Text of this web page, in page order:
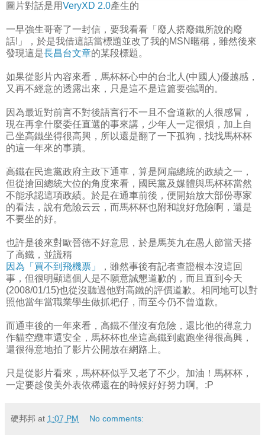
圖片對話是用VeryXD 2.0產生的
一早強生哥寄了一封信，要我看看「廢人搭廢鐵所說的廢
話!」，於是我借這話當標題並改了我的MSN暱稱，雖然後來
發現這是長昌台文章的某段標題。
如果從影片內容來看，馬杯杯心中的台北人(中國人)優越感，
又再不經意的透露出來，只是這不是這篇要強調的。
因為最近對前言不對後語言行不一且不會道歉的人很感冒，
現在再拿什麼委任直選的事來講，少年人一定很煩，加上自
己坐高鐵坐得很高興，所以還是翻了一下孤狗，找找馬杯杯
的這一年來的事蹟。
高鐵在民進黨政府主政下通車，算是阿扁總統的政績之一，
但從搶回總統大位的角度來看，國民黨及媒體與馬杯杯當然
不能承認這項政績。於是在通車前後，便開始放大部份專家
的看法，說有危險云云，而馬杯杯也附和說好危險啊，還是
不要坐的好。
也許是後來對歐晉德不好意思，於是馬英九在愚人節當天搭
了高鐵，並謊稱
因為「買不到飛機票」
，雖然事後有記者查證根本沒這回
事，但很明顯這個人是不願意誠懇道歉的，而且直到今天
(2008/01/15)也從沒聽過他對高鐵的評價道歉。相同地可以對
照他當年當職業學生做抓耙仔，而至今仍不曾道歉。
而通車後的一年來看，高鐵不僅沒有危險，還比他的得意力
作貓空纜車還安全，馬杯杯也坐這高鐵到處跑坐得很高興，
還很得意地拍了影片公開放在網路上。
只是從影片看來，馬杯杯似乎又老了不少。加油！馬杯杯，
一定要趁俊美外表依稀還在的時候好好努力啊。:P
硬邦邦 at 1:07 PM No comments: